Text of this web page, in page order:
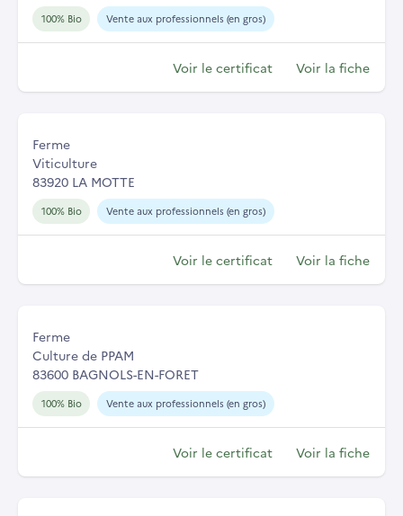
100% Bio Vente aux professionnels (en gros)
Voir le certificat Voir la fiche
Ferme
Viticulture
83920 LA MOTTE
100% Bio Vente aux professionnels (en gros)
Voir le certificat Voir la fiche
Ferme
Culture de PPAM
83600 BAGNOLS-EN-FORET
100% Bio Vente aux professionnels (en gros)
Voir le certificat Voir la fiche